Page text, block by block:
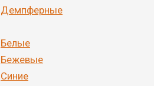
Демпферные
Белые
Бежевые
Синие